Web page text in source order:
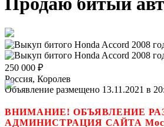
250 000 ₽
Россия, Королев
Объявление размещено 13.11.2021 в
ВНИМАНИЕ! ОБЪЯВЛЕНИЕ
АДМИНИСТРАЦИЯ САЙТА